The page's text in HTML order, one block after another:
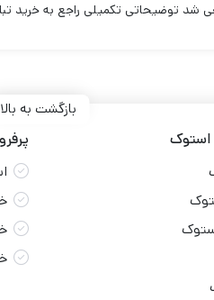
شد توضیحاتی تکمیلی راجع به خرید
بازگشت به بالا
استوک